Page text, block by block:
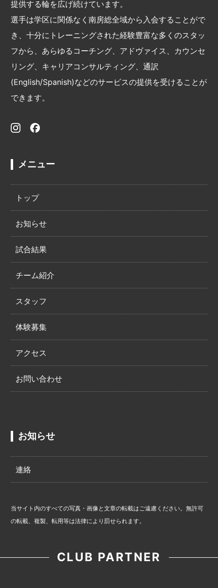
提供する輪を広げ続けています。
選手は学区に関係なく南房総全域から入会することがで
き、十分にトレーニングされた経験豊富な多くのスタッ
フから、あらゆるコーチング、アドヴァイス、カウンセ
リング、キャリアコンサルティング、通訳
(English/Spanish)などのサービスの提供を受けることが
できます。
メニュー
トップ
お知らせ
試合結果
チーム紹介
スタッフ
体験募集
アクセス
お問い合わせ
お知らせ
連絡
当サイト内のすべての写真・画像と文章の転載はご遠慮ください。無許可
の転載、複製、転用等は法律により罰せられます。
CLUB PARTNER